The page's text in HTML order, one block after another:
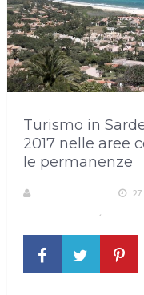
Turismo in
2017 nelle aree
le permanenze
,